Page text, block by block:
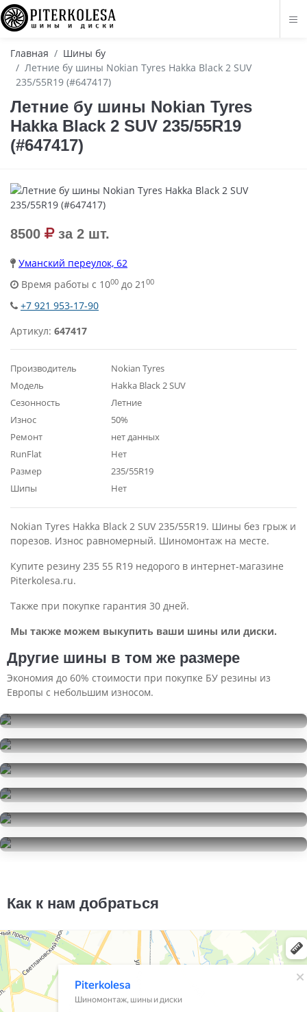
Главная
Шины бу
Летние бу шины Nokian Tyres Hakka Black 2 SUV
235/55R19 (#647417)
Летние бу шины Nokian Tyres
Hakka Black 2 SUV 235/55R19
(#647417)
8500 за 2 шт.
Уманский переулок, 62
Время работы с 1000 до 21 00
+7 921 953-17-90
Артикул: 647417
Производитель
Nokian Tyres
Модель
Hakka Black 2 SUV
Сезонность
Летние
Износ
50%
Ремонт
нет данных
RunFlat
Нет
Размер
235/55R19
Шипы
Нет
Nokian Tyres Hakka Black 2 SUV 235/55R19. Шины без грыж и
порезов. Износ равномерный. Шиномонтаж на месте.
Купите резину 235 55 R19 недорого в интернет-магазине
Piterkolesa.ru.
Также при покупке гарантия 30 дней.
Мы также можем выкупить ваши шины или диски.
Другие шины в том же размере
Экономия до 60% стоимости при покупке БУ резины из
Европы с небольшим износом.
235/55R19
16000
за 4 шт.
235/55R19
5500
за 1 шт.
235/55R19
19999
за 4 шт.
235/55R19
12000
за 2 шт.
235/55R19
Как к нам добраться